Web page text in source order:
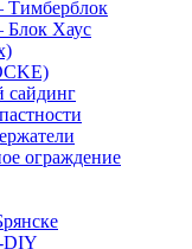
Тимберблок
Хаус
сайдинг
ограждение
DIY